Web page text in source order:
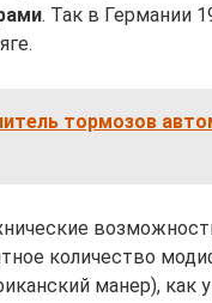
. Так в Германии
тормозов
количество
манер), как